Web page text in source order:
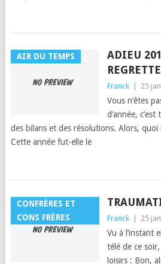
AIR DU TEMPS
ADIEU
Franck 25
Vous n’êtes
d’an­née,
des bilans et des résolutions. Alors,
Cette année fut-elle le
CONFRÈRES ET
CONS FRÈRES
Franck 25
Vu à l’in­stant
télé de ce
loisirs : Bon,